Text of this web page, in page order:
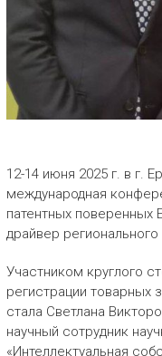
12-14 июня 2025 г. в г.
международная
патентных поверенных
драйвер
Участником круглого
регистрации товарных
стала Светлана
научный сотрудник
«Интеллектуальная